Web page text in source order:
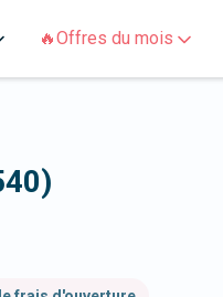
🔥Offres du mois